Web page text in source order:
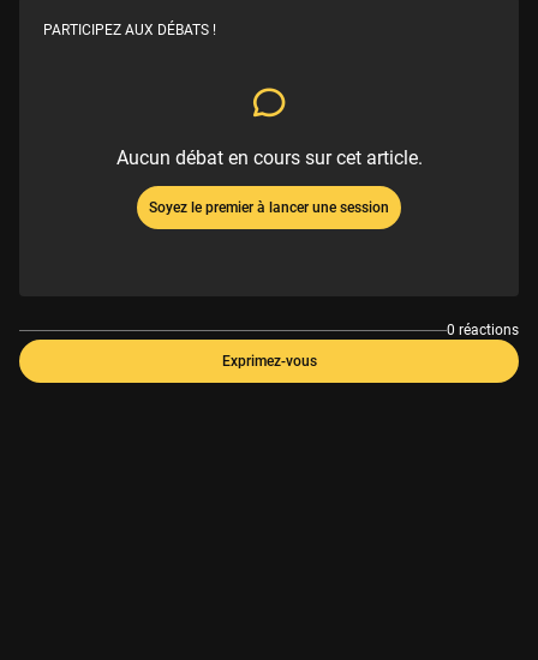
PARTICIPEZ AUX DÉBATS !
Aucun débat en cours sur cet article.
Soyez le premier à lancer une session
0 réactions
Exprimez-vous